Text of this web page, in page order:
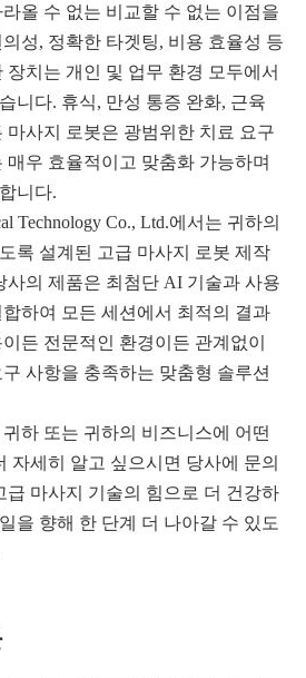
올 수 없는 비교할 수 없는 이점을
성, 정확한 타겟팅, 비용 효율성 등
장치는 개인 및 업무 환경 모두에서
니다. 휴식, 만성 통증 완화, 근육
마사지 로봇은 광범위한 치료 요구
우 효율적이고 맞춤화 가능하며
니다.
Technology Co., Ltd.에서는 귀하의
록 설계된 고급 마사지 로봇 제작
사의 제품은 최첨단 AI 기술과 사용
하여 모든 세션에서 최적의 결과
든 전문적인 환경이든 관계없이
사항을 충족하는 맞춤형 솔루션
하 또는 귀하의 비즈니스에 어떤
자세히 알고 싶으시면 당사에 문의
급 마사지 기술의 힘으로 더 건강하
을 향해 한 단계 더 나아갈 수 있도